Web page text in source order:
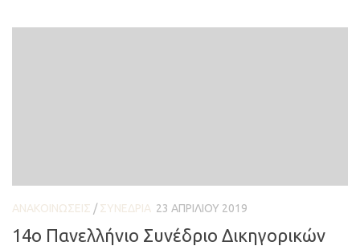
ΑΝΑΚΟΙΝΏΣΕΙΣ /ΣΥΝΈΔΡΙΑ 23 ΑΠΡΙΛΊΟΥ 2019
14ο Πανελλήνιο Συνέδριο Δικηγορικών